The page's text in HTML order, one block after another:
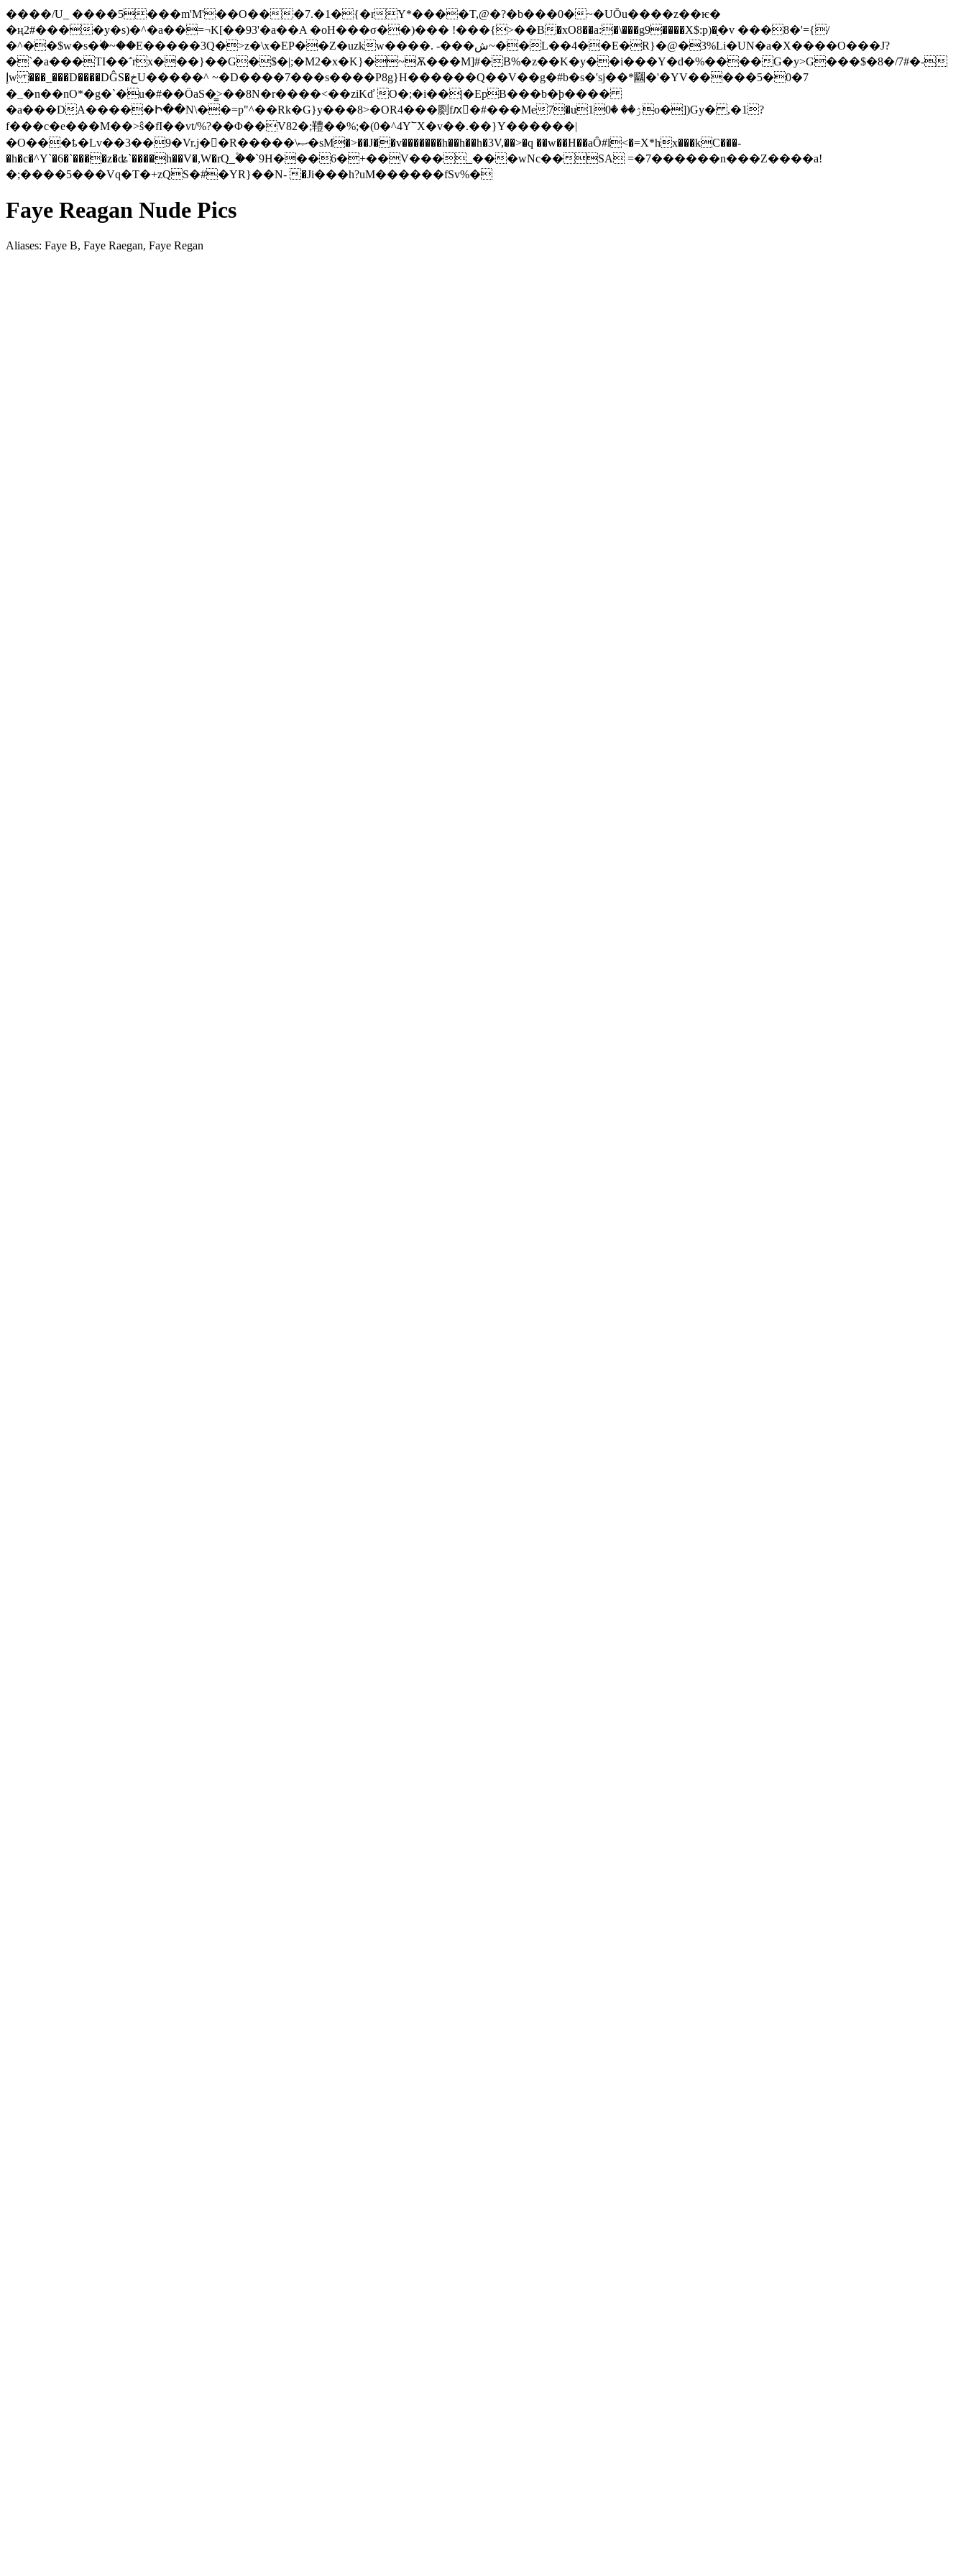
����/U_ ����5���m'M'��O���7.�1�{�rY*����T,@�?�b���0�~�UŎu����z��ѥ�
�ң2#����y�s)�^�a��=¬K[��93'�a��A �oH���σ��)��� !���{>��B�xO8��a:�\���g9����X$:p)�֖�v ���8�'={/
�^��$w�s�۠�~��E�����3Q�>z�\x�EP��Z�uzkw����. -���ش~��L��4��E�R}�@�3%Li�UN�a�X����O���J?
�`�a���TI��΅rx���}��G�$�|;�M2�x�K}�~Ѫ���M]#�B%�z��K�y��i���Y�d�%����G�y>G���$�8�/7#�-
�_�n��nO*�g�`�u�#��ÖaS�̳>��8N�r����<��ziKď O�;�i��|�EpB���b�ϸ����
�a���DA�����Ի��N\��=p"^��Rk�G}y���8>�OR4���㓹fԕ�#���Me7�uۯ�� �10o�])Gy� ,�1?
f���c�e���M��>ŝ�fI��vt/%?��Φ��V82�;䪆��%;�(0�^4Y՟X�v��.��}Y������|
�O���ҍ�Lv��3��9�Vr.j�񽞮�R�����\ޞ�sM�>��J��v�������h��h��h�3V,��>�q ��w��H��aȎ#l<�=X*hx���kC���-
�h�c�^Y`�6�`����z�ʥ`����h��V�,W�rQ_۫��`9H���6�+��V���_���wNc��SA =�7������n���Z����a!
�;����5���Vq�T�+zQS�#�YR}��Ν- �Ji���h?uM������fSv%�
Faye Reagan Nude Pics
Aliases: Faye B, Faye Raegan, Faye Regan